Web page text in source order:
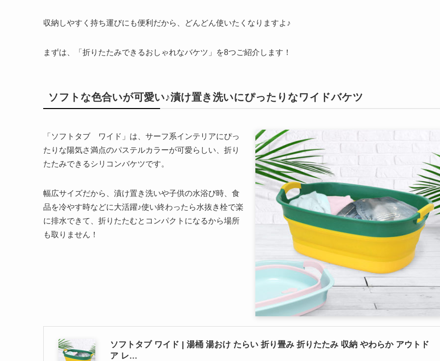
収納しやすく持ち運びにも便利だから、どんどん使いたくなりますよ♪
まずは、「折りたたみできるおしゃれなバケツ」を8つご紹介します！
ソフトな色合いが可愛い♪漬け置き洗いにぴったりなワイドバケツ
「ソフトタブ ワイド」は、サーフ系インテリアにぴっ
たりな陽気さ満点のパステルカラーが可愛らしい、折り
たたみできるシリコンバケツです。
幅広サイズだから、漬け置き洗いや子供の水浴び時、食
品を冷やす時などに大活躍♪使い終わったら水抜き栓で楽
に排水できて、折りたたむとコンパクトになるから場所
も取りません！
ソフトタブ ワイド | 湯桶 湯おけ たらい 折り畳み 折りたたみ 収納 やわらか アウトド
ア レ…